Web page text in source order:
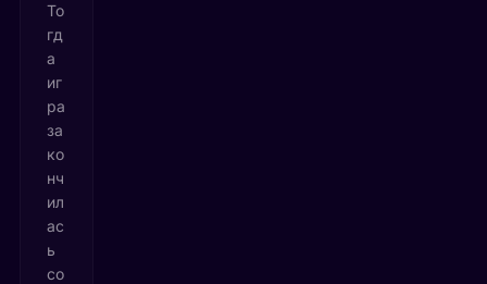
То
гд
а
иг
ра
за
ко
нч
ил
ас
ь
со